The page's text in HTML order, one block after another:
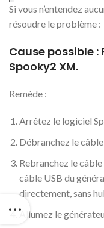
Si vous n’entendez
résoudre le problème :
Cause possible
Spooky2 XM.
Remède :
Arrêtez le logiciel
Débranchez le
Rebranchez le
câble USB du
directement, sans
Allumez le